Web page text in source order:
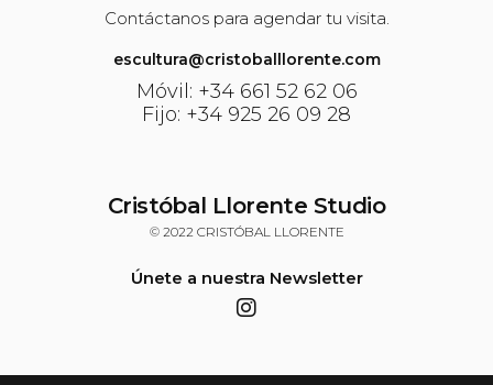
Contáctanos para agendar tu visita.
escultura@cristoballlorente.com
Móvil: +34 661 52 62 06
Fijo: +34 925 26 09 28
Cristóbal Llorente Studio
© 2022 CRISTÓBAL LLORENTE
Únete a nuestra Newsletter